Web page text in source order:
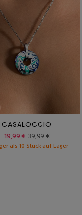
CASALOCCIO
19,99 €39,99 €
als 10 Stück auf Lager